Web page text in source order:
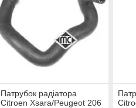
Патрубок радіатора
Citroen Xsara/Peugeot 206